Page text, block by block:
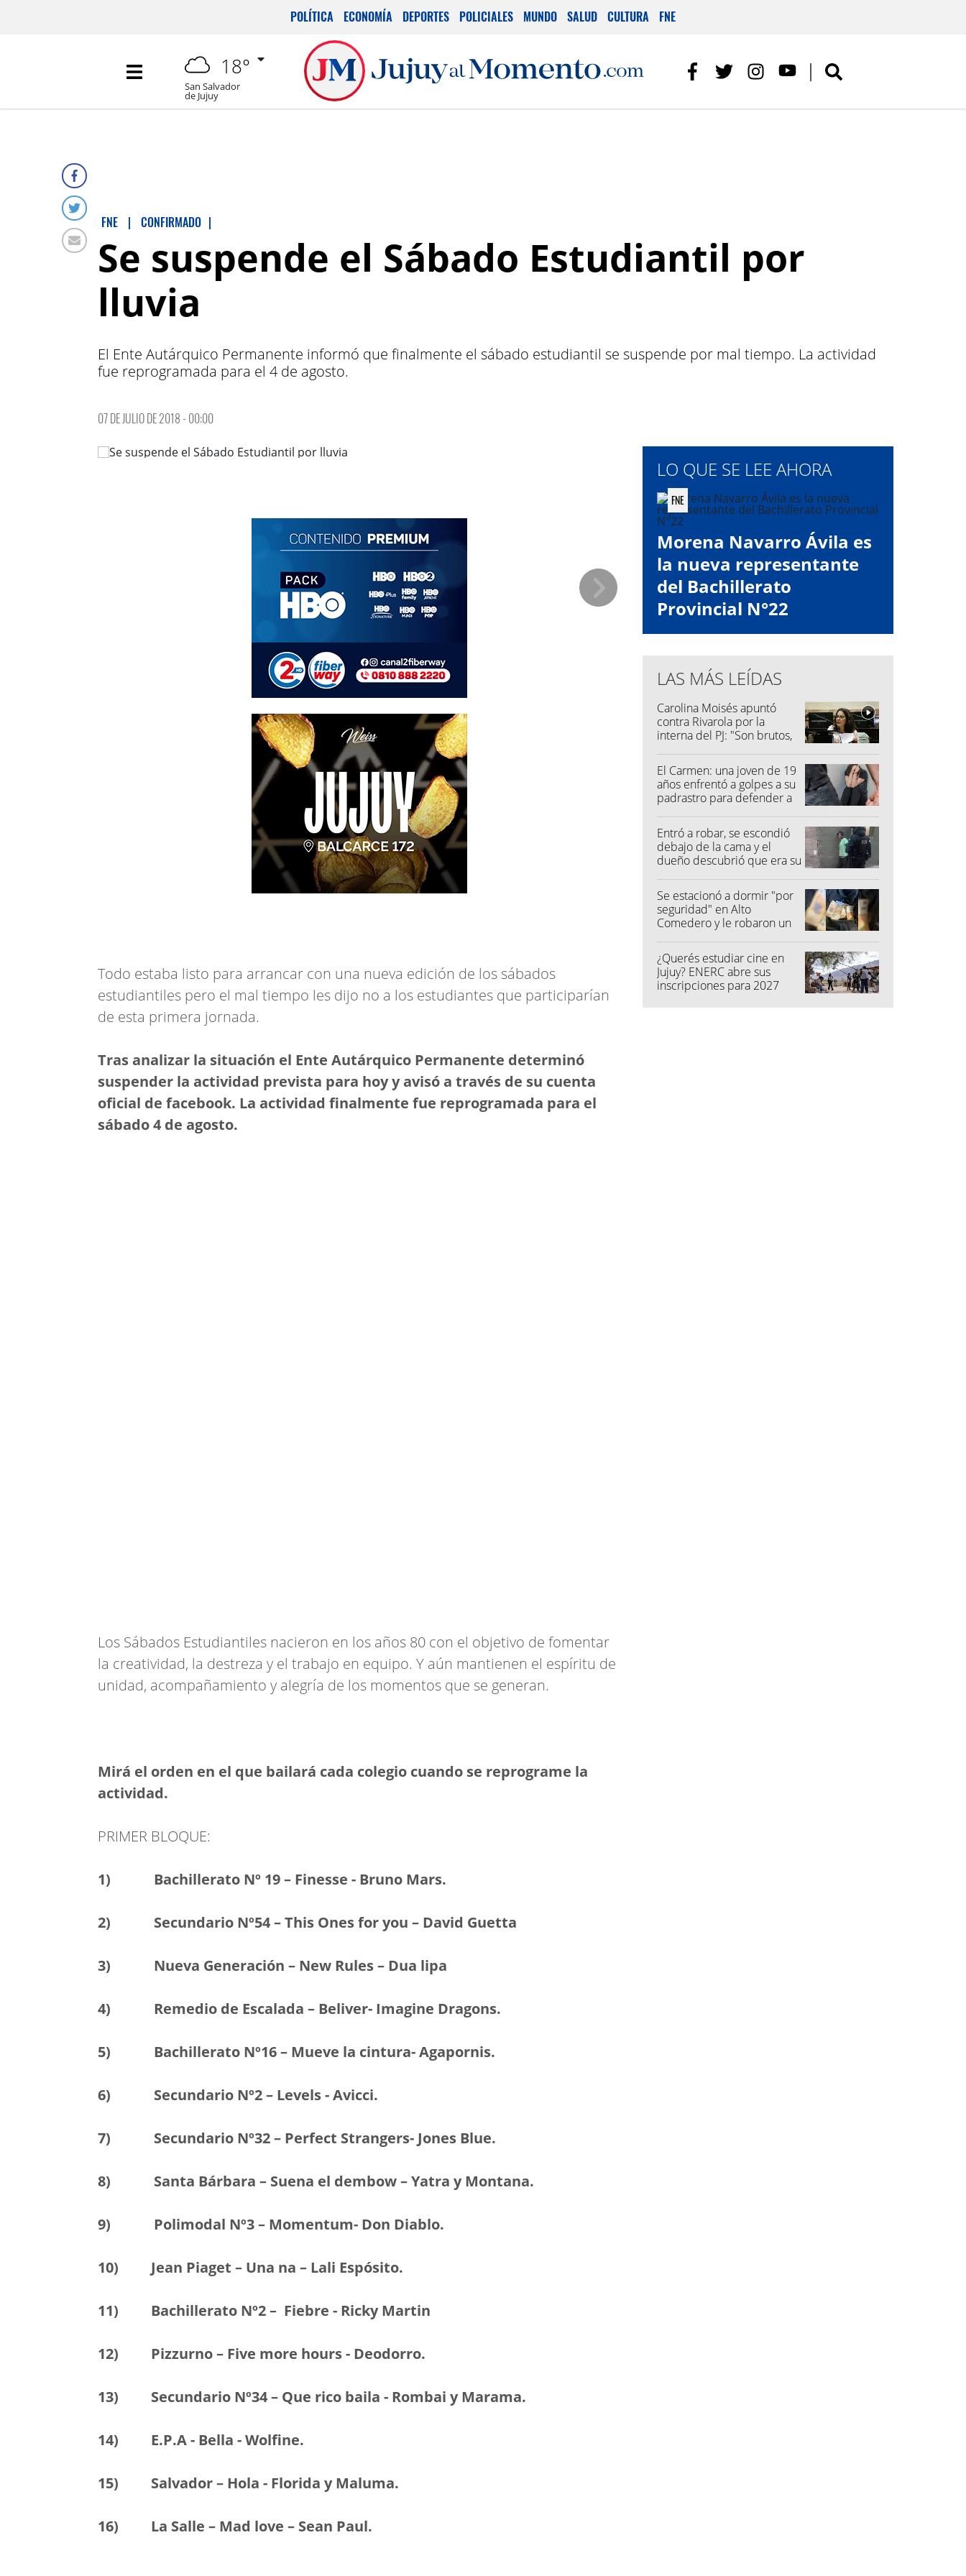
POLÍTICA ECONOMÍA DEPORTES POLICIALES MUNDO SALUD CULTURA FNE
18°
San Salvador
de Jujuy
FNE | CONFIRMADO |
Se suspende el Sábado Estudiantil por
lluvia
El Ente Autárquico Permanente informó que finalmente el sábado estudiantil se suspende por mal tiempo. La actividad
fue reprogramada para el 4 de agosto.
07 DE JULIO DE 2018 - 00:00
Todo estaba listo para arrancar con una nueva edición de los sábados
estudiantiles pero el mal tiempo les dijo no a los estudiantes que participarían
de esta primera jornada.
Tras analizar la situación el Ente Autárquico Permanente determinó
suspender la actividad prevista para hoy y avisó a través de su cuenta
oficial de facebook. La actividad finalmente fue reprogramada para el
sábado 4 de agosto.
Los Sábados Estudiantiles nacieron en los años 80 con el objetivo de fomentar
la creatividad, la destreza y el trabajo en equipo. Y aún mantienen el espíritu de
unidad, acompañamiento y alegría de los momentos que se generan.
Mirá el orden en el que bailará cada colegio cuando se reprograme la
actividad.
PRIMER BLOQUE:
1) Bachillerato Nº 19 – Finesse - Bruno Mars.
2) Secundario Nº54 – This Ones for you – David Guetta
3) Nueva Generación – New Rules – Dua lipa
4) Remedio de Escalada – Beliver- Imagine Dragons.
5) Bachillerato Nº16 – Mueve la cintura- Agapornis.
6) Secundario Nº2 – Levels - Avicci.
7) Secundario Nº32 – Perfect Strangers- Jones Blue.
8) Santa Bárbara – Suena el dembow – Yatra y Montana.
9) Polimodal Nº3 – Momentum- Don Diablo.
10) Jean Piaget – Una na – Lali Espósito.
11) Bachillerato Nº2 – Fiebre - Ricky Martin
12) Pizzurno – Five more hours - Deodorro.
13) Secundario Nº34 – Que rico baila - Rombai y Marama.
14) E.P.A - Bella - Wolfine.
15) Salvador – Hola - Florida y Maluma.
16) La Salle – Mad love – Sean Paul.
LO QUE SE LEE AHORA
FNE
Morena Navarro Ávila es
la nueva representante
del Bachillerato
Provincial N°22
LAS MÁS LEÍDAS
Carolina Moisés apuntó
contra Rivarola por la
interna del PJ: "Son brutos,
El Carmen: una joven de 19
años enfrentó a golpes a su
padrastro para defender a
Entró a robar, se escondió
debajo de la cama y el
dueño descubrió que era su
Se estacionó a dormir "por
seguridad" en Alto
Comedero y le robaron un
¿Querés estudiar cine en
Jujuy? ENERC abre sus
inscripciones para 2027